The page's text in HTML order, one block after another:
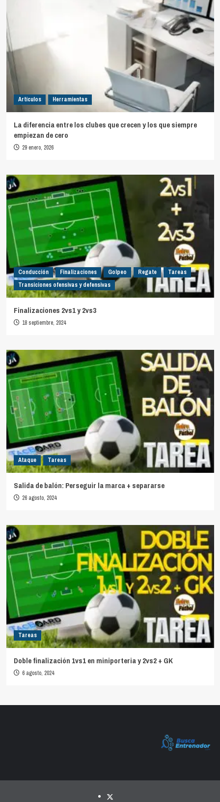
Artículos Herramientas
La diferencia entre los clubes que crecen y los que siempre
empiezan de cero
29 enero, 2026
Conducción Finalizaciones Golpeo Regate
Tareas
Transiciones ofensivas y defensivas
Finalizaciones 2vs1 y 2vs3
18 septiembre, 2024
Ataque Tareas
Salida de balón: Perseguir la marca + separarse
26 agosto, 2024
Tareas
Doble finalización 1vs1 en miniporteria y 2vs2 + GK
6 agosto, 2024
Twitter